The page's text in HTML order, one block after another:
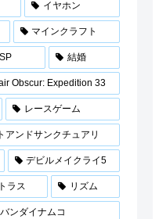
イヤホン
マインクラフト
結婚
Obscur: Expedition 33
レースゲーム
アンドサンクチュアリ
デビルメイクライ5
ラス リズム
ンダイナムコ